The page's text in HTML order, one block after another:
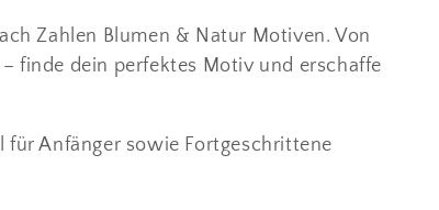
Zahlen Blumen & Natur Motiven. Von
finde dein perfektes Motiv und erschaffe
Anfänger sowie Fortgeschrittene